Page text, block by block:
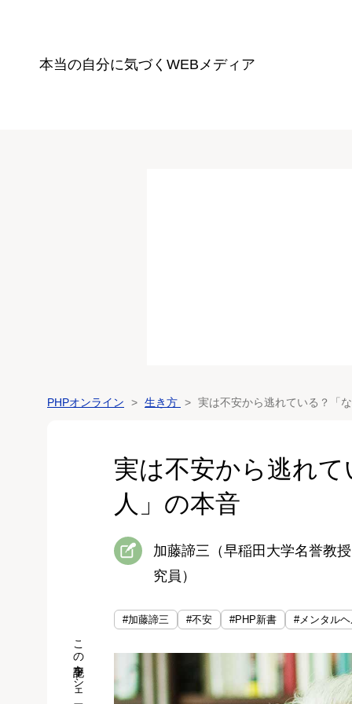
本当の自分に気づく WEBメディア
PHPオンライン 生き方 実は不安から逃れている？「
実は不安から逃れ
人」の本音
加藤諦三（早稲田大学名誉教
究員）
#加藤諦三 #不安 #PHP新書 #メンタル
この記事をシェア